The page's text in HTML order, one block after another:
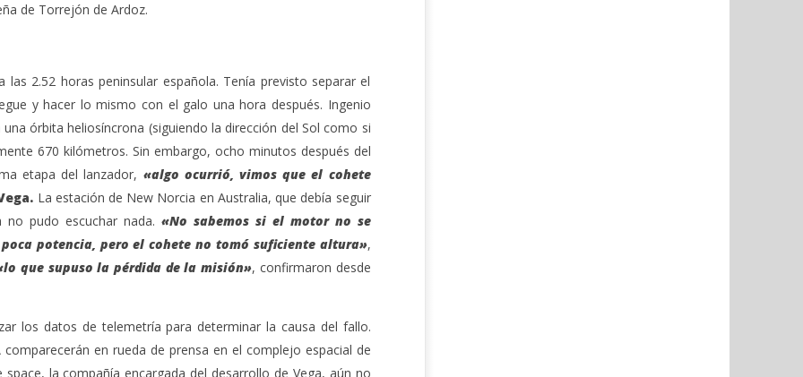
de Torrejón de Ardoz.
2.52 horas peninsular española. Tenía previsto separar el
y hacer lo mismo con el galo una hora después. Ingenio
órbita heliosíncrona (siguiendo la dirección del Sol como si
670 kilómetros. Sin embargo, ocho minutos después del
etapa del lanzador, «algo ocurrió, vimos que el cohete
La estación de New Norcia en Australia, que debía seguir
pudo escuchar nada. «No sabemos si el motor no se
potencia, pero el cohete no tomó suficiente altura»,
que supuso la pérdida de la misión», confirmaron desde
los datos de telemetría para determinar la causa del fallo.
en rueda de prensa en el complejo espacial de
la compañía encargada del desarrollo de Vega, aún no